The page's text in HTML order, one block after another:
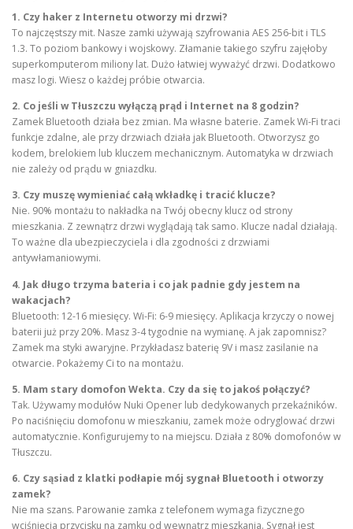
1. Czy haker z Internetu otworzy mi drzwi?
To najczęstszy mit. Nasze zamki używają szyfrowania AES 256-bit i TLS
1.3. To poziom bankowy i wojskowy. Złamanie takiego szyfru zajęłoby
superkomputerom miliony lat. Dużo łatwiej wyważyć drzwi. Dodatkowo
masz logi. Wiesz o każdej próbie otwarcia.
2. Co jeśli w Tłuszczu wyłączą prąd i Internet na 8 godzin?
Zamek Bluetooth działa bez zmian. Ma własne baterie. Zamek Wi-Fi traci
funkcje zdalne, ale przy drzwiach działa jak Bluetooth. Otworzysz go
kodem, brelokiem lub kluczem mechanicznym. Automatyka w drzwiach
nie zależy od prądu w gniazdku.
3. Czy muszę wymieniać całą wkładkę i tracić klucze?
Nie. 90% montażu to nakładka na Twój obecny klucz od strony
mieszkania. Z zewnątrz drzwi wyglądają tak samo. Klucze nadal działają.
To ważne dla ubezpieczyciela i dla zgodności z drzwiami
antywłamaniowymi.
4. Jak długo trzyma bateria i co jak padnie gdy jestem na
wakacjach?
Bluetooth: 12-16 miesięcy. Wi-Fi: 6-9 miesięcy. Aplikacja krzyczy o nowej
baterii już przy 20%. Masz 3-4 tygodnie na wymianę. A jak zapomnisz?
Zamek ma styki awaryjne. Przykładasz baterię 9V i masz zasilanie na
otwarcie. Pokażemy Ci to na montażu.
5. Mam stary domofon Wekta. Czy da się to jakoś połączyć?
Tak. Używamy modułów Nuki Opener lub dedykowanych przekaźników.
Po naciśnięciu domofonu w mieszkaniu, zamek może odryglować drzwi
automatycznie. Konfigurujemy to na miejscu. Działa z 80% domofonów w
Tłuszczu.
6. Czy sąsiad z klatki podłapie mój sygnał Bluetooth i otworzy
zamek?
Nie ma szans. Parowanie zamka z telefonem wymaga fizycznego
wciśnięcia przycisku na zamku od wewnątrz mieszkania. Sygnał jest